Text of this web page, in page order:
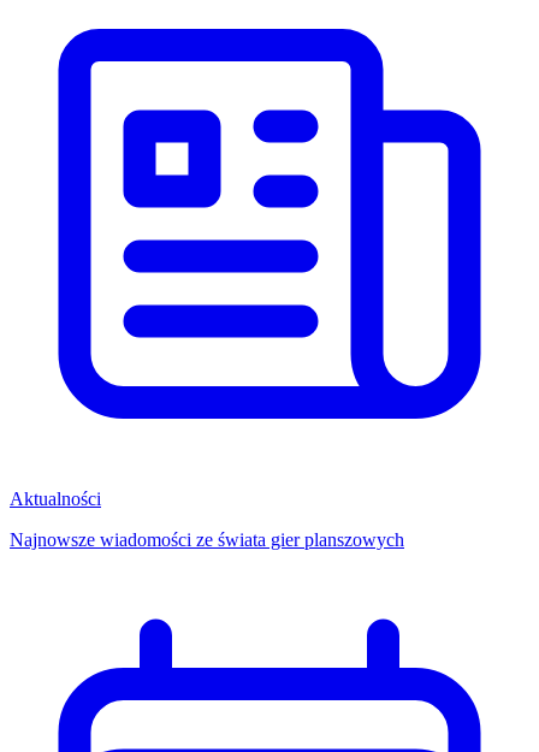
Aktualności
Najnowsze wiadomości ze świata gier planszowych